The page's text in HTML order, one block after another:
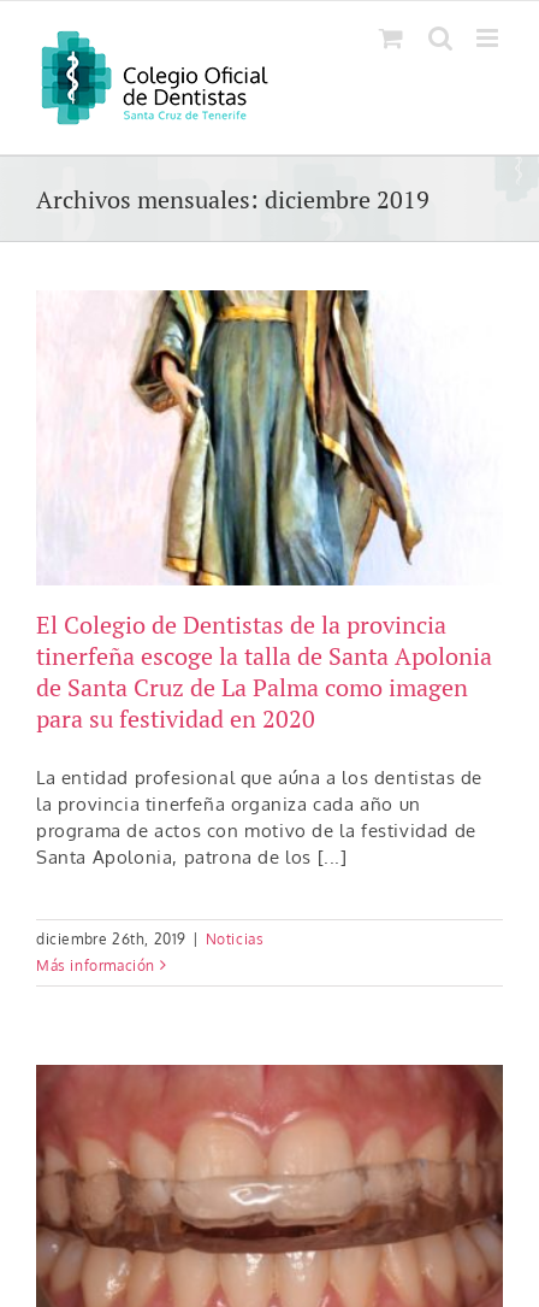
contenido
Archivos mensuales: diciembre 2019
El Colegio de Dentistas de la provincia
tinerfeña escoge la talla de Santa Apolonia
de Santa Cruz de La Palma como imagen
para su festividad en 2020
La entidad profesional que aúna a los dentistas de
la provincia tinerfeña organiza cada año un
programa de actos con motivo de la festividad de
Santa Apolonia, patrona de los [...]
diciembre 26th, 2019
Noticias
Más información